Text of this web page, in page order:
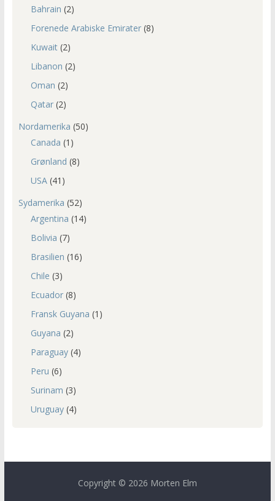
Bahrain (2)
Forenede Arabiske Emirater(8)
Kuwait(2)
Libanon (2)
Oman (2)
Qatar(2)
Nordamerika (50)
Canada (1)
Grønland (8)
USA(41)
Sydamerika (52)
Argentina (14)
Bolivia (7)
Brasilien (16)
Chile (3)
Ecuador(8)
Fransk Guyana (1)
Guyana (2)
Paraguay(4)
Peru (6)
Surinam (3)
Uruguay(4)
Copyright © 2026 Morten Elm